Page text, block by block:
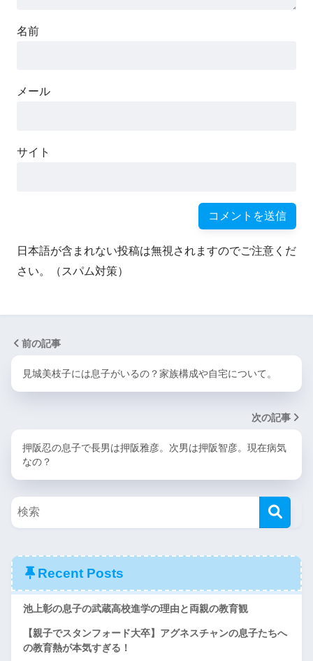
名前
メール
サイト
日本語が含まれない投稿は無視されますのでご注意くだ
さい。（スパム対策）
前の記事
見城美枝子には息子がいるの？家族構成や自宅について。
次の記事
押阪忍の息子で長男は押阪雅彦。次男は押阪智彦。現在病気
なの？
Recent Posts
池上彰の息子の武蔵高校進学の理由と両親の教育観
【親子でスタンフォード大卒】アグネスチャンの息子たちへ
の教育熱が本気すぎる！